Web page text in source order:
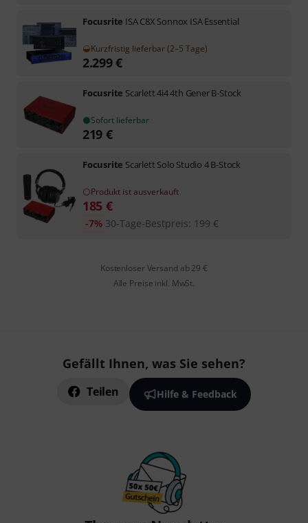
Focusrite ISA C8X Sonnox ISA Essential
Kurzfristig lieferbar (2–5 Tage)
2.299€
Focusrite Scarlett 4i4 4th Gener B-Stock
Sofort lieferbar
219 €
Focusrite Scarlett Solo Studio 4 B-Stock
Produkt ist ausverkauft
185 €
30-Tage-Bestpreis: 199 €
-7%
Kostenloser Versand ab 29 €
Alle Preise inkl. MwSt.
Gefällt Ihnen, was Sie sehen?
Teilen Hilfe & Feedback